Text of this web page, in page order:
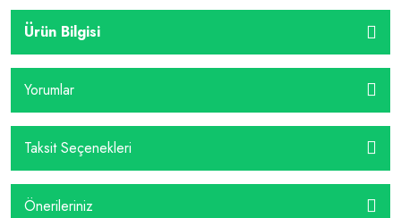
Ürün Bilgisi
Yorumlar
Taksit Seçenekleri
Önerileriniz